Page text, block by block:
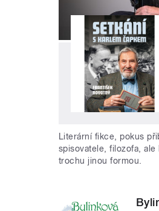
Literární fikce, pokus
spisovatele, filozofa, ale
trochu jinou formou.